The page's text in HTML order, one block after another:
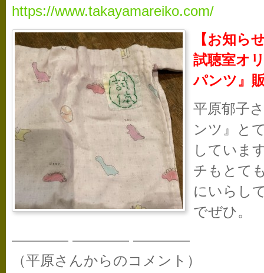
https://www.takayamareiko.com/
【お知ら
試聴室オ
パンツ』
平原郁子
ンツ』と
していま
チもとて
にいらし
でぜひ
———— ———— ————
（平原さんからのコメント）